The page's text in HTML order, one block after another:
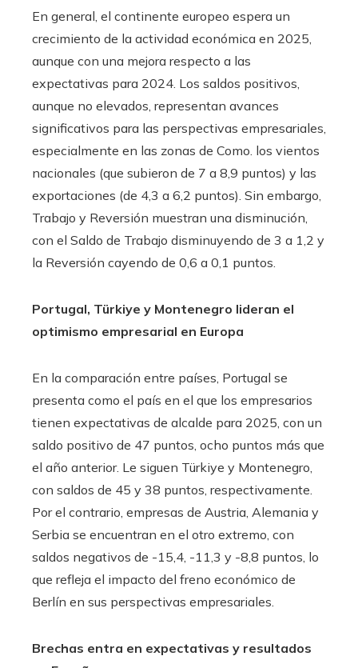
En general, el continente europeo espera un
crecimiento de la actividad económica en 2025,
aunque con una mejora respecto a las
expectativas para 2024. Los saldos positivos,
aunque no elevados, representan avances
significativos para las perspectivas empresariales,
especialmente en las zonas de Como. los vientos
nacionales (que subieron de 7 a 8,9 puntos) y las
exportaciones (de 4,3 a 6,2 puntos). Sin embargo,
Trabajo y Reversión muestran una disminución,
con el Saldo de Trabajo disminuyendo de 3 a 1,2 y
la Reversión cayendo de 0,6 a 0,1 puntos.
Portugal, Türkiye y Montenegro lideran el
optimismo empresarial en Europa
En la comparación entre países, Portugal se
presenta como el país en el que los empresarios
tienen expectativas de alcalde para 2025, con un
saldo positivo de 47 puntos, ocho puntos más que
el año anterior. Le siguen Türkiye y Montenegro,
con saldos de 45 y 38 puntos, respectivamente.
Por el contrario, empresas de Austria, Alemania y
Serbia se encuentran en el otro extremo, con
saldos negativos de -15,4, -11,3 y -8,8 puntos, lo
que refleja el impacto del freno económico de
Berlín en sus perspectivas empresariales.
Brechas entra en expectativas y resultados